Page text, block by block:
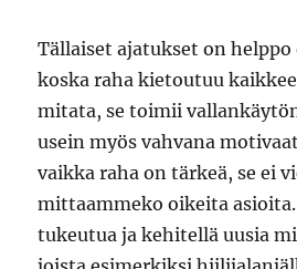
Tällaiset ajatukset on
koska raha kietoutuu
mitata, se toimii
usein myös vahvana
vaikka raha on tärkeä, se ei
mittaammeko oikeita
tukeutua ja kehitellä uusia